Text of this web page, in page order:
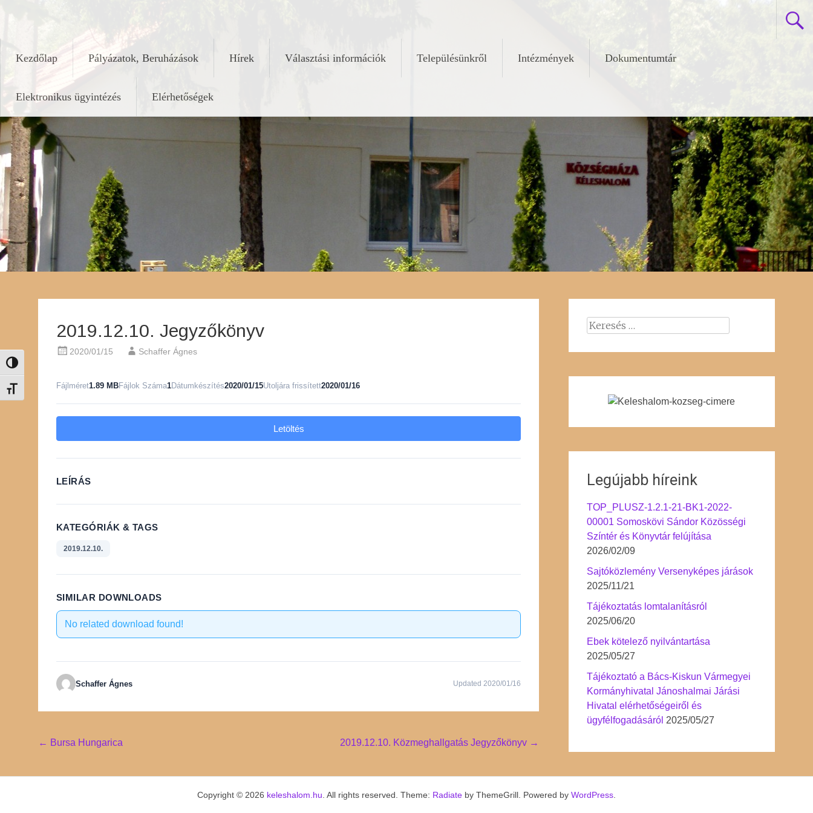
Nagy kontraszt váltása
Betűméret váltása
Kezdőlap Pályázatok, Beruházások Hírek Választási információk Településünkről Intézmények Dokumentumtár
Elektronikus ügyintézés Elérhetőségek
2019.12.10. Jegyzőkönyv
2020/01/15 Schaffer Ágnes
Fájlméret1.89 MBFájlok Száma1Dátumkészítés2020/01/15Utoljára frissített2020/01/16
Letöltés
LEÍRÁS
KATEGÓRIÁK & TAGS
2019.12.10.
SIMILAR DOWNLOADS
No related download found!
Schaffer Ágnes Updated 2020/01/16
Post
← Bursa Hungarica 2019.12.10. Közmeghallgatás Jegyzőkönyv →
Keresés:
Legújabb híreink
TOP_PLUSZ-1.2.1-21-BK1-2022-
00001 Somoskövi Sándor Közösségi
Színtér és Könyvtár felújítása
2026/02/09
Sajtóközlemény Versenyképes járások
2025/11/21
Tájékoztatás lomtalanításról
2025/06/20
Ebek kötelező nyilvántartása
2025/05/27
Tájékoztató a Bács-Kiskun Vármegyei
Kormányhivatal Jánoshalmai Járási
Hivatal elérhetőségeiről és
ügyfélfogadásáról 2025/05/27
Copyright © 2026 keleshalom.hu . All rights reserved. Theme: Radiate by ThemeGrill. Powered by WordPress